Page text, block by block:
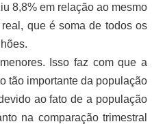
8,8% em relação ao mesmo
que é soma de todos os
Isso faz com que a
tão importante da população
ao fato de a população
na comparação trimestral